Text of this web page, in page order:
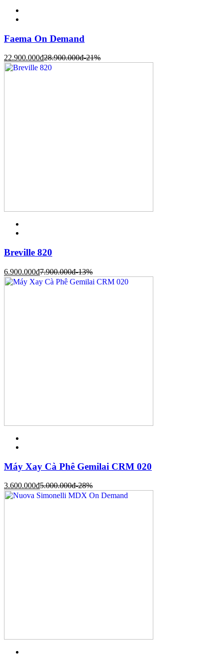
Faema On Demand
22.900.000đ28.900.000đ-21%
Breville 820
6.900.000đ7.900.000đ-13%
Máy Xay Cà Phê Gemilai CRM 020
3.600.000đ5.000.000đ-28%